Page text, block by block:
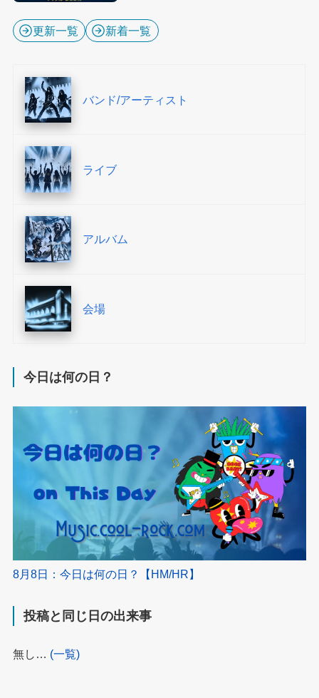
更新一覧 新着一覧
バンド/アーティスト
ライブ
アルバム
会場
今日は何の日？
8月8日：今日は何の日？【HM/HR】
投稿と同じ日の出来事
無し… (一覧)